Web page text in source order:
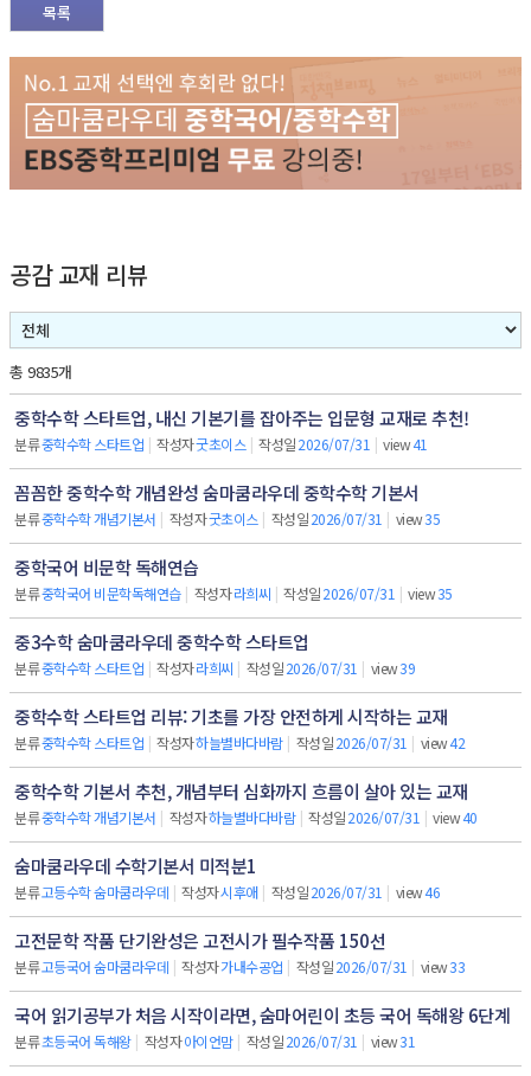
목록
공감 교재 리뷰
총 9835개
중학수학 스타트업, 내신 기본기를 잡아주는 입문형 교재로 추천!
분류중학수학 스타트업 | 작성자굿초이스 | 작성일2026/07/31 | view41
꼼꼼한 중학수학 개념완성 숨마쿰라우데 중학수학 기본서
분류중학수학 개념기본서 | 작성자굿초이스 | 작성일2026/07/31 | view35
중학국어 비문학 독해연습
분류중학국어 비문학독해연습 | 작성자라희씨 | 작성일2026/07/31 | view35
중3수학 숨마쿰라우데 중학수학 스타트업
분류중학수학 스타트업 | 작성자라희씨 | 작성일2026/07/31 | view39
중학수학 스타트업 리뷰: 기초를 가장 안전하게 시작하는 교재
분류중학수학 스타트업 | 작성자하늘별바다바람 | 작성일2026/07/31 | view42
중학수학 기본서 추천, 개념부터 심화까지 흐름이 살아 있는 교재
분류중학수학 개념기본서 | 작성자하늘별바다바람 | 작성일2026/07/31 | view40
숨마쿰라우데 수학기본서 미적분1
분류고등수학 숨마쿰라우데 | 작성자시후애 | 작성일2026/07/31 | view46
고전문학 작품 단기완성은 고전시가 필수작품 150선
분류고등국어 숨마쿰라우데 | 작성자가내수공업 | 작성일2026/07/31 | view33
국어 읽기공부가 처음 시작이라면, 숨마어린이 초등 국어 독해왕 6단계
분류초등국어 독해왕 | 작성자아이언맘 | 작성일2026/07/31 | view31